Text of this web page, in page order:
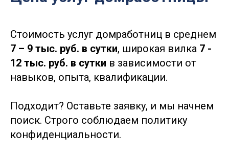
Стоимость услуг домработниц в среднем
7 – 9 тыс. руб. в сутки, широкая вилка 7 -
12 тыс. руб. в сутки в зависимости от
навыков, опыта, квалификации.
Подходит? Оставьте заявку, и мы начнем
поиск. Строго соблюдаем политику
конфиденциальности.
Lingvo Nanny